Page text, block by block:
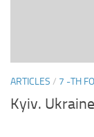
ARTICLES / 7 -TH
Kyiv. Ukraine